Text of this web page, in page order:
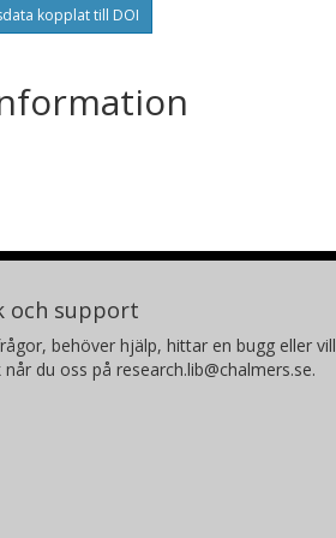
kopplat till DOI
och support
behöver hjälp, hittar en bugg eller vill
når du oss på research.lib@chalmers.se.